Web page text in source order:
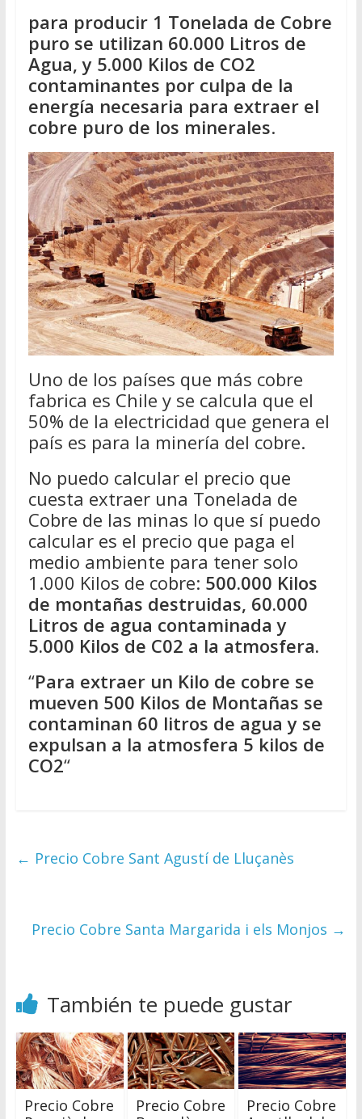
para producir 1 Tonelada de Cobre
puro se utilizan 60.000 Litros de
Agua, y 5.000 Kilos de CO2
contaminantes por culpa de la
energía necesaria para extraer el
cobre puro de los minerales.
Uno de los países que más cobre
fabrica es Chile y se calcula que el
50% de la electricidad que genera el
país es para la minería del cobre.
No puedo calcular el precio que
cuesta extraer una Tonelada de
Cobre de las minas lo que sí puedo
calcular es el precio que paga el
medio ambiente para tener solo
1.000 Kilos de cobre: 500.000 Kilos
de montañas destruidas, 60.000
Litros de agua contaminada y
5.000 Kilos de C02 a la atmosfera.
“Para extraer un Kilo de cobre se
mueven 500 Kilos de Montañas se
contaminan 60 litros de agua y se
expulsan a la atmosfera 5 kilos de
CO2“
← Precio Cobre Sant Agustí de Lluçanès
Precio Cobre Santa Margarida i els Monjos →
También te puede gustar
Precio Cobre
Precio Cobre
Precio Cobre